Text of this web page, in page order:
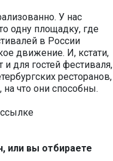
У нас
одну площадку, где
в России
движение. И, кстати,
для гостей фестиваля,
ресторанов,
что они способны.
или вы отбираете